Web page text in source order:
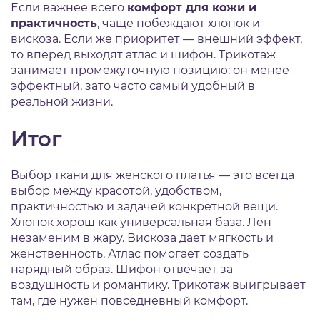
Если важнее всего комфорт для кожи и
практичность, чаще побеждают хлопок и
вискоза. Если же приоритет — внешний эффект,
то вперед выходят атлас и шифон. Трикотаж
занимает промежуточную позицию: он менее
эффектный, зато часто самый удобный в
реальной жизни.
Итог
Выбор ткани для женского платья — это всегда
выбор между красотой, удобством,
практичностью и задачей конкретной вещи.
Хлопок хорош как универсальная база. Лен
незаменим в жару. Вискоза дает мягкость и
женственность. Атлас помогает создать
нарядный образ. Шифон отвечает за
воздушность и романтику. Трикотаж выигрывает
там, где нужен повседневный комфорт.